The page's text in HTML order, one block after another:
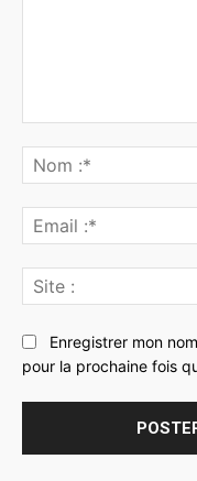
Enregistrer mon
pour la prochaine fois